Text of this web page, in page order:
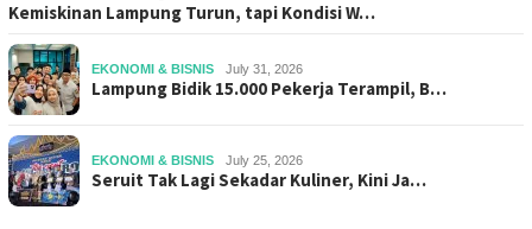
Kemiskinan Lampung Turun, tapi Kondisi W…
EKONOMI & BISNIS July 31, 2026
Lampung Bidik 15.000 Pekerja Terampil, B…
EKONOMI & BISNIS July 25, 2026
Seruit Tak Lagi Sekadar Kuliner, Kini Ja…